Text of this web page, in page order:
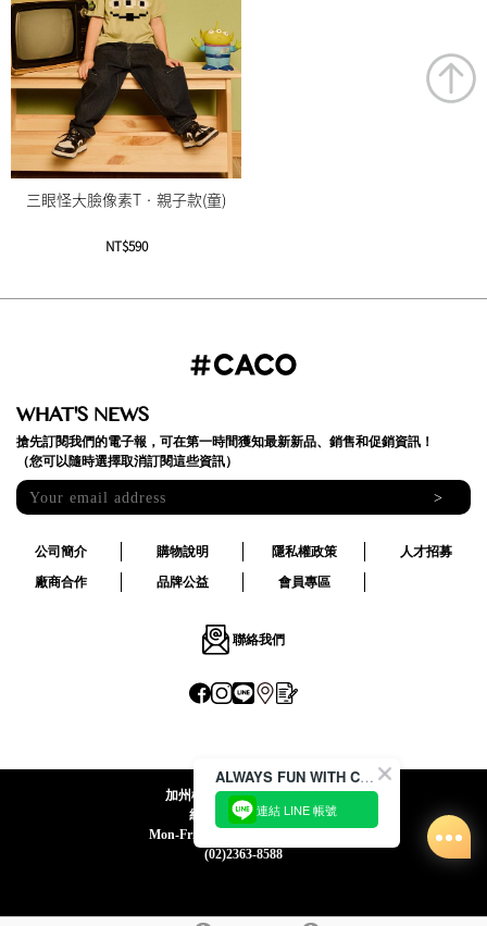
三眼怪大臉像素T‧親子款(童)
NT$590
WHAT'S NEWS
搶先訂閱我們的電子報，可在第一時間獲知最新新品、銷售和促銷資訊！
（您可以隨時選擇取消訂閱這些資訊）
>
公司簡介 購物說明 隱私權政策
人才招募
廠商合作
品牌公益 會員專區
聯絡我們
加州椰子國際股份有限公司
統一編號:24492069
Mon-Fri 09:00-12:30 / 13:30-18:00
(02)2363-8588
ALWAYS FUN WITH CACO !
連結 LINE 帳號